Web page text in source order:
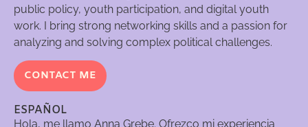
public policy, youth participation, and digital youth
work. I bring strong networking skills and a passion for
analyzing and solving complex political challenges.
CONTACT ME
ESPAÑOL
Hola, me llamo Anna Grebe. Ofrezco mi experiencia